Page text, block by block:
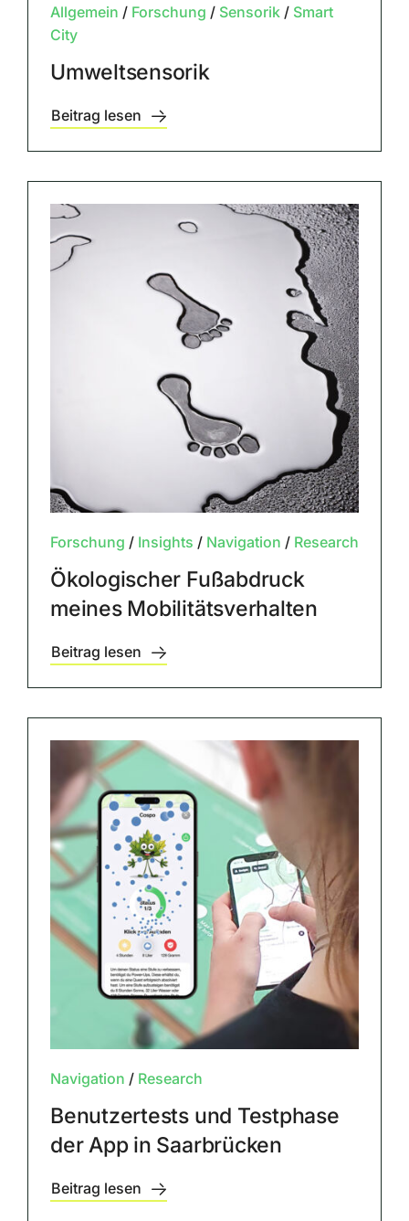
Allgemein / Forschung / Sensorik/ Smart
City
Umweltsensorik
Beitrag lesen
Forschung / Insights / Navigation / Research
Ökologischer Fußabdruck
meines Mobilitätsverhalten
Beitrag lesen
Navigation / Research
Benutzertests und Testphase
der App in Saarbrücken
Beitrag lesen